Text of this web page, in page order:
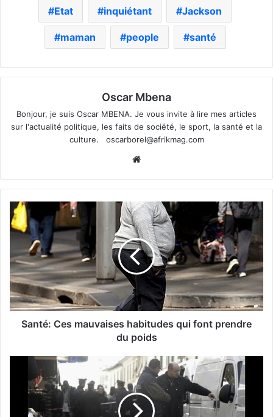
Etat inquiétant Jackson
maman people santé
Oscar Mbena
Bonjour, je suis Oscar MBENA. Je vous invite à lire mes articles
sur l'actualité politique, les faits de société, le sport, la santé et la
culture. oscarborel@afrikmag.com
Santé: Ces mauvaises habitudes qui font prendre
du poids